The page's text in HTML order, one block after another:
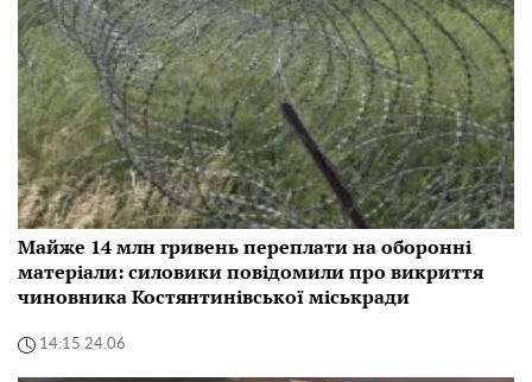
Майже 14 млн гривень переплати на оборонні
матеріали: силовики повідомили про викриття
чиновника Костянтинівської міськради
14:15 24.06